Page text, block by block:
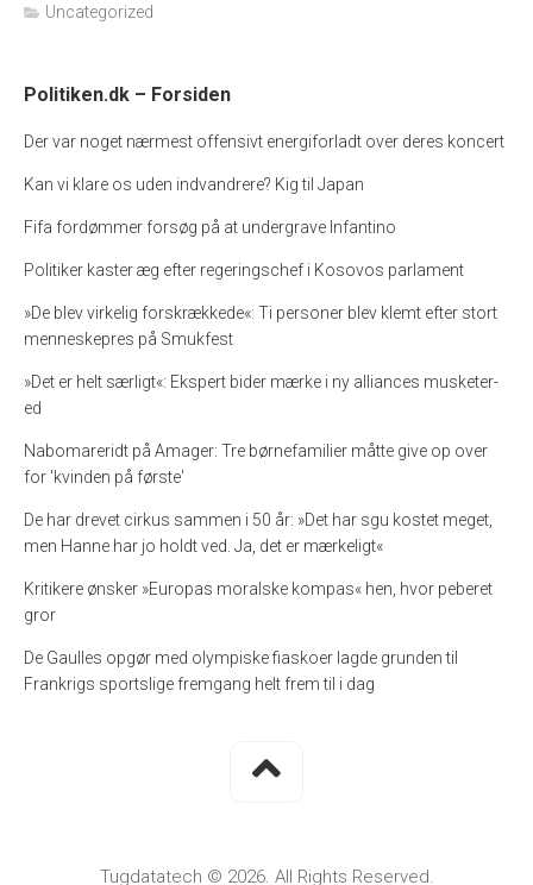
Uncategorized
Politiken.dk – Forsiden
Der var noget nærmest offensivt energiforladt over deres koncert
Kan vi klare os uden indvandrere? Kig til Japan
Fifa fordømmer forsøg på at undergrave Infantino
Politiker kaster æg efter regeringschef i Kosovos parlament
»De blev virkelig forskrækkede«: Ti personer blev klemt efter stort
menneskepres på Smukfest
»Det er helt særligt«: Ekspert bider mærke i ny alliances musketer-
ed
Nabomareridt på Amager: Tre børnefamilier måtte give op over
for 'kvinden på første'
De har drevet cirkus sammen i 50 år: »Det har sgu kostet meget,
men Hanne har jo holdt ved. Ja, det er mærkeligt«
Kritikere ønsker »Europas moralske kompas« hen, hvor peberet
gror
De Gaulles opgør med olympiske fiaskoer lagde grunden til
Frankrigs sportslige fremgang helt frem til i dag
Tugdatatech © 2026. All Rights Reserved.